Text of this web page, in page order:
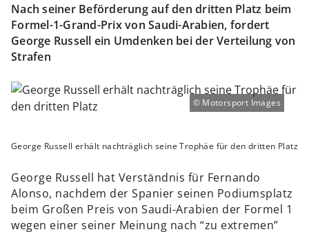
Nach seiner Beförderung auf den dritten Platz beim
Formel-1-Grand-Prix von Saudi-Arabien, fordert
George Russell ein Umdenken bei der Verteilung von
Strafen
George Russell erhält nachträglich seine Trophäe für den dritten Platz
Motorsport Images
George Russell hat Verständnis für Fernando
Alonso, nachdem der Spanier seinen Podiumsplatz
beim Großen Preis von Saudi-Arabien der Formel 1
wegen einer seiner Meinung nach “zu extremen”